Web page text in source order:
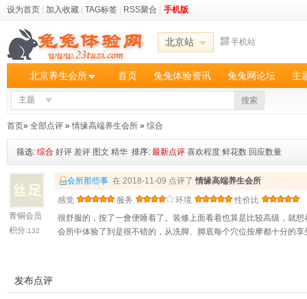
设为首页 加入收藏 TAG标签 RSS聚合 手机版
北京站 手机站
北京养生会所 首页 兔兔体验资讯 兔兔网论坛 主
主题 搜索
首页» 全部点评 »情缘高端养生会所 » 综合
筛选: 综合 好评 差评 图文 精华 排序: 最新点评 喜欢程度 鲜花数 回应数量
青铜会员
积分:132
会所那些事 在 2018-11-09 点评了情缘高端养生会所
感觉
服务 环境
性价比
很舒服的，按了一會便睡着了。装修上面看着也算是比较高级，就
会所中体验了到是很不错的，从洗脚、脚底每个穴位按摩都十分的享
发布点评